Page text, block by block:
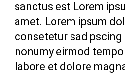
sanctus est Lorem
amet. Lorem ipsum
consetetur sadipscing
nonumy eirmod
labore et dolore